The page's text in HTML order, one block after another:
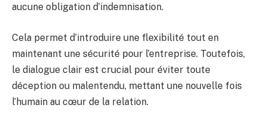
aucune obligation d’indemnisation.
Cela permet d’introduire une flexibilité tout en
maintenant une sécurité pour l’entreprise. Toutefois,
le dialogue clair est crucial pour éviter toute
déception ou malentendu, mettant une nouvelle fois
l’humain au cœur de la relation.